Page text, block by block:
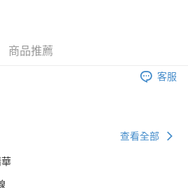
或以上免運費
。確認發貨後2-5個工作天到店，3天內
4個工作天送達 運費表
商品推薦
客服
查看全部